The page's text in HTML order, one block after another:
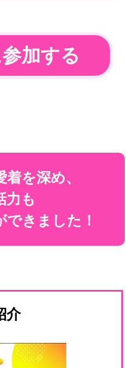
加する
を深め、
力も
きました！
介